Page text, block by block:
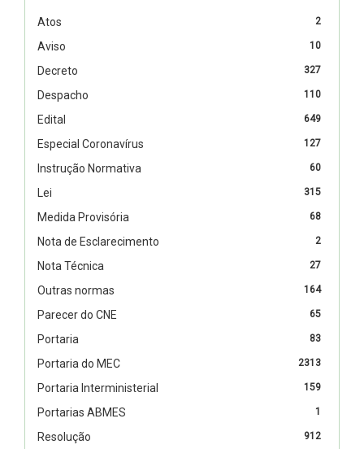
2
Atos
10
Aviso
327
Decreto
110
Despacho
649
Edital
127
Especial Coronavírus
60
Instrução Normativa
315
Lei
68
Medida Provisória
2
Nota de Esclarecimento
27
Nota Técnica
164
Outras normas
65
Parecer do CNE
83
Portaria
2313
Portaria do MEC
159
Portaria Interministerial
1
Portarias ABMES
912
Resolução